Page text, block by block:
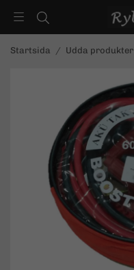
Startsida / Udda produkter